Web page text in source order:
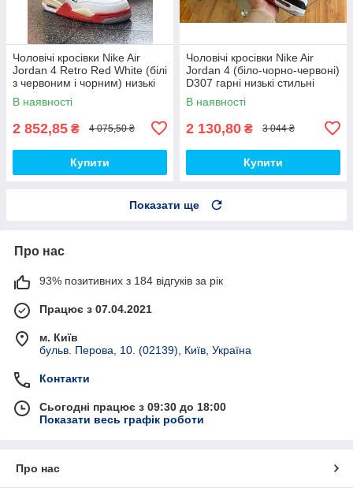
Чоловічі кросівки Nike Air
Jordan 4 Retro Red White (білі
з червоним і чорним) низькі
демі кроси PD7361 топ
В наявності
2 852,85 ₴ 4 075,50 ₴
Купити
Чоловічі кросівки Nike Air
Jordan 4 (біло-чорно-червоні)
D307 гарні низькі стильні
кроси топ
В наявності
2 130,80 ₴ 3 044 ₴
Купити
Показати ще
Про нас
93% позитивних з 184 відгуків за рік
Працює з 07.04.2021
м. Київ
бульв. Перова, 10. (02139), Київ, Україна
Контакти
Сьогодні працює з 09:30 до 18:00
Показати весь графік роботи
Про нас